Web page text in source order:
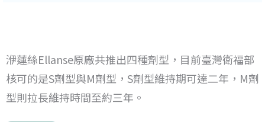
洢蓮絲Ellanse原廠共推出四種劑型，目前臺灣衛福部
核可的是S劑型與M劑型，S劑型維持期可達二年，M劑
型則拉長維持時間至約三年。